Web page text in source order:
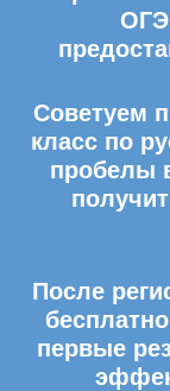
ОГЭ
Советуем
класс по
пробелы
После
первые